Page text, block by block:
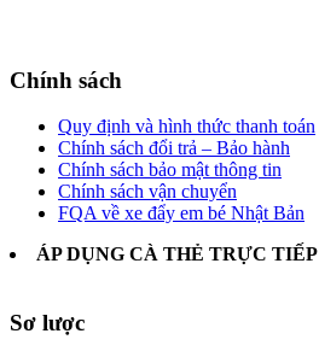
Chính sách
Quy định và hình thức thanh toán
Chính sách đổi trả – Bảo hành
Chính sách bảo mật thông tin
Chính sách vận chuyển
FQA về xe đẩy em bé Nhật Bản
ÁP DỤNG CÀ THẺ TRỰC TIẾP
Sơ lược